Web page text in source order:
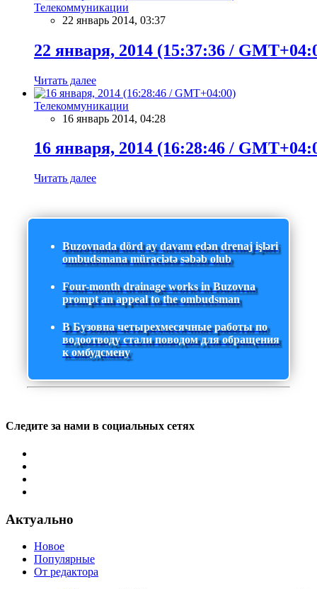
Телекоммуникации
22 январь 2014, 03:37
22 января, 2014 (15:37:36 /
Читать далее
Телекоммуникации
16 январь 2014, 04:28
16 января, 2014 (16:28:46 /
Читать далее
Buzovnada dörd ay davam edən drenaj işləri
ombudsmana müraciətə səbəb olub
Four-month drainage works in Buzovna
prompt an appeal to the ombudsman
В Бузовна четырехмесячные работы по
водоотводу стали поводом для обращения
к омбудсмену
Следите за нами в социальных сетях
Актуально
Новое
Популярные
От редактора